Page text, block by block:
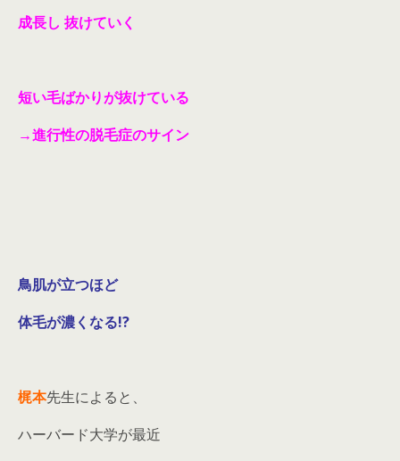
成長し 抜けていく
短い毛ばかりが抜けている
→進行性の脱毛症のサイン
鳥肌が立つほど
体毛が濃くなる!?
梶本先生によると、
ハーバード大学が最近